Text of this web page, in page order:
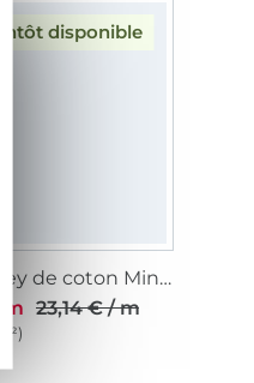
disponible
Tissu jersey de coton Minnie Mouse Flowers, rose fuchsia
m 23,14 € / m